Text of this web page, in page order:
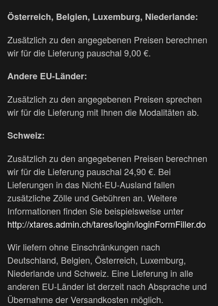
Österreich, Belgien, Luxemburg, Niederlande:
Zusätzlich zu den angegebenen Preisen berechnen
wir für die Lieferung pauschal 9,00 €.
Andere EU-Länder:
Zusätzlich zu den angegebenen Preisen sprechen
wir für die Lieferung mit Ihnen die Modalitäten ab.
Schweiz:
Zusätzlich zu den angegebenen Preisen berechnen
wir für die Lieferung pauschal 24,90 €. Bei
Lieferungen in das Nicht-EU-Ausland fallen
zusätzliche Zölle und Gebühren an. Weitere
Informationen finden Sie beispielsweise unter
http://xtares.admin.ch/tares/login/loginFormFiller.do
Wir liefern ohne Einschränkungen nach
Deutschland, Belgien, Österreich, Luxemburg,
Niederlande und Schweiz. Eine Lieferung in alle
anderen EU-Länder ist derzeit nach Absprache und
Übernahme der Versandkosten möglich.